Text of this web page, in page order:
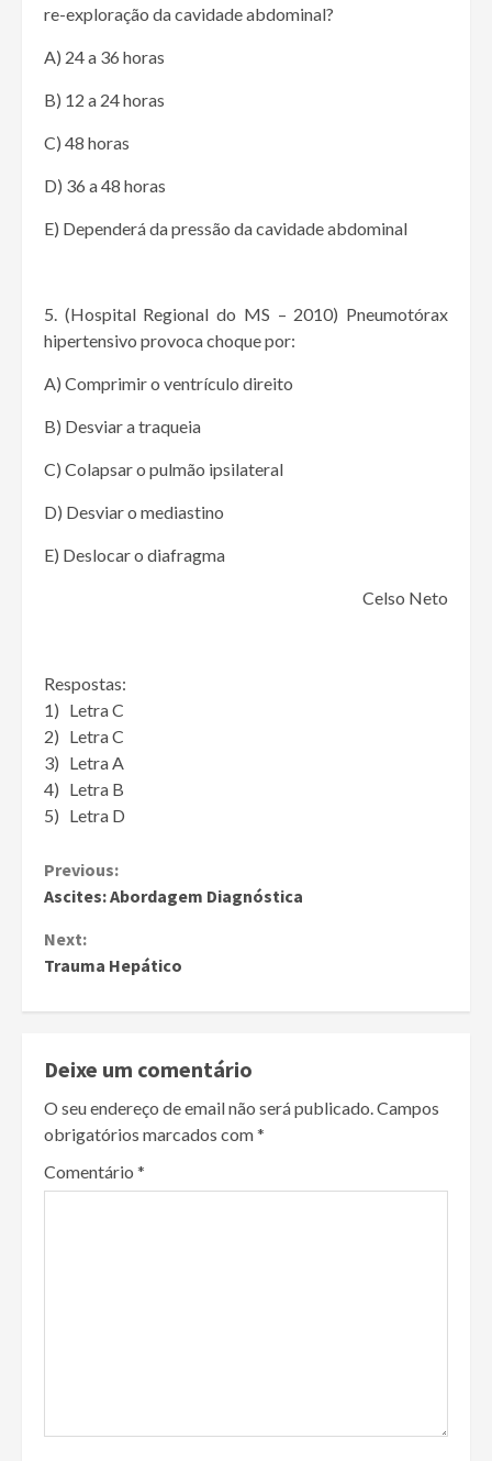
re-exploração da cavidade abdominal?
A) 24 a 36 horas
B) 12 a 24 horas
C) 48 horas
D) 36 a 48 horas
E) Dependerá da pressão da cavidade abdominal
5. (Hospital Regional do MS – 2010) Pneumotórax
hipertensivo provoca choque por:
A) Comprimir o ventrículo direito
B) Desviar a traqueia
C) Colapsar o pulmão ipsilateral
D) Desviar o mediastino
E) Deslocar o diafragma
Celso Neto
Respostas:
1) Letra C
2) Letra C
3) Letra A
4) Letra B
5) Letra D
Continue
Previous:
Ascites: Abordagem Diagnóstica
Next:
Trauma Hepático
Deixe um comentário
O seu endereço de email não será publicado.Campos
obrigatórios marcados com*
Comentário *